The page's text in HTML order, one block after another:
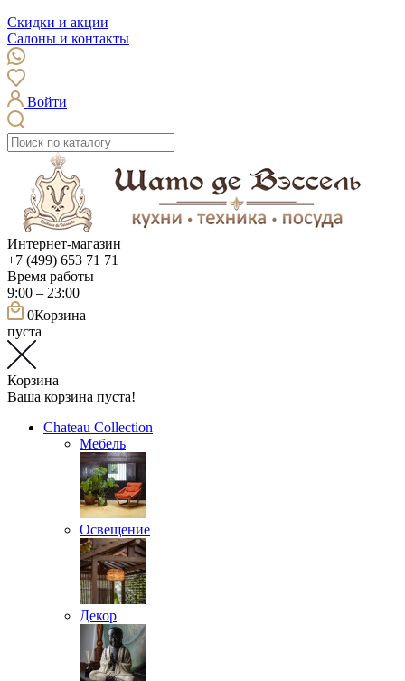
Скидки и акции
Салоны и контакты
Войти
Интернет-магазин
+7 (499) 653 71 71
Время работы
9:00 – 23:00
0Корзина
пуста
Корзина
Ваша корзина пуста!
Chateau Collection
Мебель
Освещение
Декор